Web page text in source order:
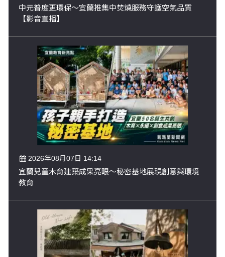
中元普度更環保～宜蘭推集中焚燒服務守護空氣品質
【影音直播】
2026年08月07日 14:14
宜蘭兒童木育建築成果亮眼～秘密基地展現創意與環境
教育